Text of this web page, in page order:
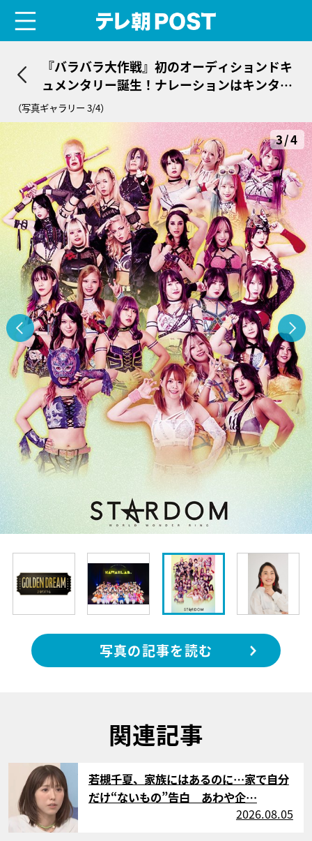
『バラバラ大作戦』初のオーディションドキ
ュメンタリー誕生！ナレーションはキンタロ
ー。「美声でお届けしたい」
（写真ギャラリー 3/4）
3/4
写真の記事を読む
関連記事
サムネイル
若槻千夏、家族にはあるのに…家で自分
だけ“ないもの”告白 あわや企…
2026.08.05